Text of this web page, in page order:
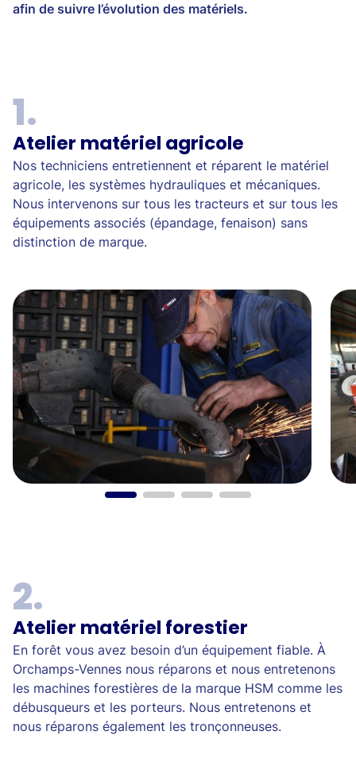
afin de suivre l’évolution des matériels.
Atelier matériel agricole
Nos techniciens entretiennent et réparent le matériel
agricole, les systèmes hydrauliques et mécaniques.
Nous intervenons sur tous les tracteurs et sur tous les
équipements associés (épandage, fenaison) sans
distinction de marque.
Atelier matériel forestier
En forêt vous avez besoin d’un équipement fiable. À
Orchamps-Vennes nous réparons et nous entretenons
les machines forestières de la marque HSM comme les
débusqueurs et les porteurs. Nous entretenons et
nous réparons également les tronçonneuses.